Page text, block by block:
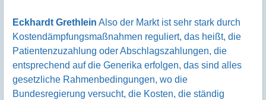
Eckhardt Grethlein Also der Markt ist sehr stark durch
Kostendämpfungsmaßnahmen reguliert, das heißt, die
Patientenzuzahlung oder Abschlagszahlungen, die
entsprechend auf die Generika erfolgen, das sind alles
gesetzliche Rahmenbedingungen, wo die
Bundesregierung versucht, die Kosten, die ständig